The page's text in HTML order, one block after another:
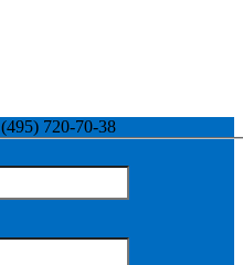
(495) 720-70-38